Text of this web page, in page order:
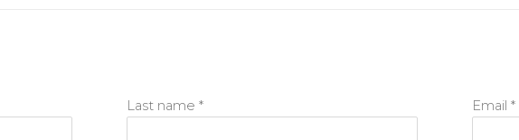
Last name * Email *